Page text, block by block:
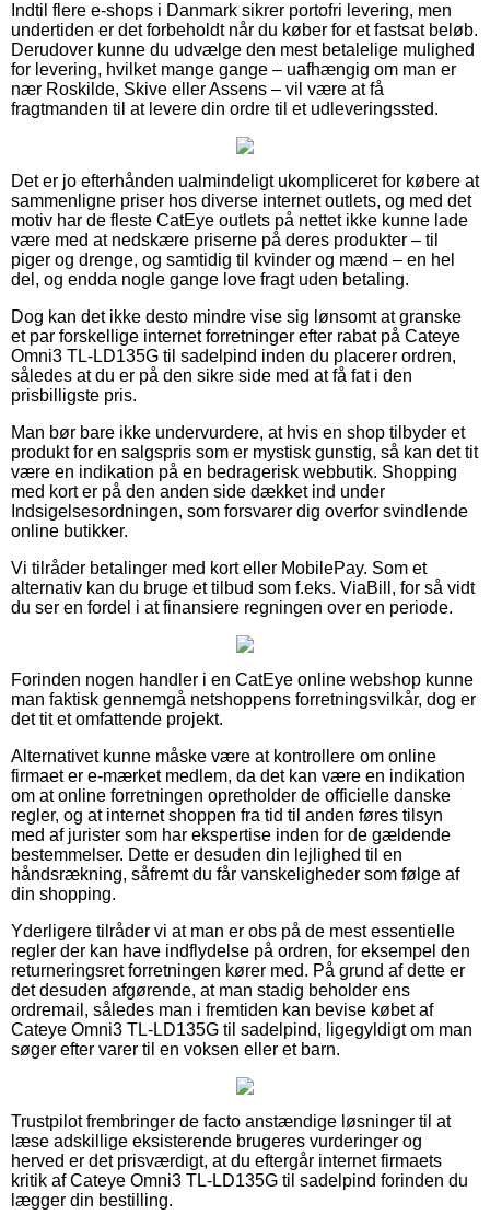
Indtil flere e-shops i Danmark sikrer portofri levering, men
undertiden er det forbeholdt når du køber for et fastsat beløb.
Derudover kunne du udvælge den mest betalelige mulighed
for levering, hvilket mange gange – uafhængig om man er
nær Roskilde, Skive eller Assens – vil være at få
fragtmanden til at levere din ordre til et udleveringssted.
Det er jo efterhånden ualmindeligt ukompliceret for købere at
sammenligne priser hos diverse internet outlets, og med det
motiv har de fleste CatEye outlets på nettet ikke kunne lade
være med at nedskære priserne på deres produkter – til
piger og drenge, og samtidig til kvinder og mænd – en hel
del, og endda nogle gange love fragt uden betaling.
Dog kan det ikke desto mindre vise sig lønsomt at granske
et par forskellige internet forretninger efter rabat på Cateye
Omni3 TL-LD135G til sadelpind inden du placerer ordren,
således at du er på den sikre side med at få fat i den
prisbilligste pris.
Man bør bare ikke undervurdere, at hvis en shop tilbyder et
produkt for en salgspris som er mystisk gunstig, så kan det tit
være en indikation på en bedragerisk webbutik. Shopping
med kort er på den anden side dækket ind under
Indsigelsesordningen, som forsvarer dig overfor svindlende
online butikker.
Vi tilråder betalinger med kort eller MobilePay. Som et
alternativ kan du bruge et tilbud som f.eks. ViaBill, for så vidt
du ser en fordel i at finansiere regningen over en periode.
Forinden nogen handler i en CatEye online webshop kunne
man faktisk gennemgå netshoppens forretningsvilkår, dog er
det tit et omfattende projekt.
Alternativet kunne måske være at kontrollere om online
firmaet er e-mærket medlem, da det kan være en indikation
om at online forretningen opretholder de officielle danske
regler, og at internet shoppen fra tid til anden føres tilsyn
med af jurister som har ekspertise inden for de gældende
bestemmelser. Dette er desuden din lejlighed til en
håndsrækning, såfremt du får vanskeligheder som følge af
din shopping.
Yderligere tilråder vi at man er obs på de mest essentielle
regler der kan have indflydelse på ordren, for eksempel den
returneringsret forretningen kører med. På grund af dette er
det desuden afgørende, at man stadig beholder ens
ordremail, således man i fremtiden kan bevise købet af
Cateye Omni3 TL-LD135G til sadelpind, ligegyldigt om man
søger efter varer til en voksen eller et barn.
Trustpilot frembringer de facto anstændige løsninger til at
læse adskillige eksisterende brugeres vurderinger og
herved er det prisværdigt, at du eftergår internet firmaets
kritik af Cateye Omni3 TL-LD135G til sadelpind forinden du
lægger din bestilling.